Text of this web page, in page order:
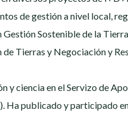
de gestión a nivel local,
Sostenible de la
Tierras y Negociación y
y ciencia en el Servizo de
Ha publicado y participado